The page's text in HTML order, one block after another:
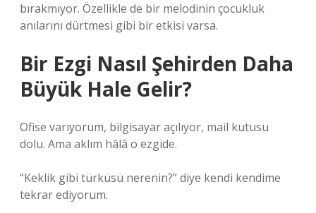
bırakmıyor. Özellikle de bir melodinin çocukluk
anılarını dürtmesi gibi bir etkisi varsa.
Bir Ezgi Nasıl Şehirden Daha
Büyük Hale Gelir?
Ofise varıyorum, bilgisayar açılıyor, mail kutusu
dolu. Ama aklım hâlâ o ezgide.
“Keklik gibi türküsü nerenin?” diye kendi kendime
tekrar ediyorum.